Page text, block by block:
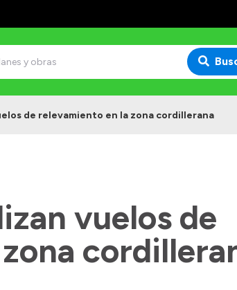
de relevamiento en la zona cordillerana
vuelos de